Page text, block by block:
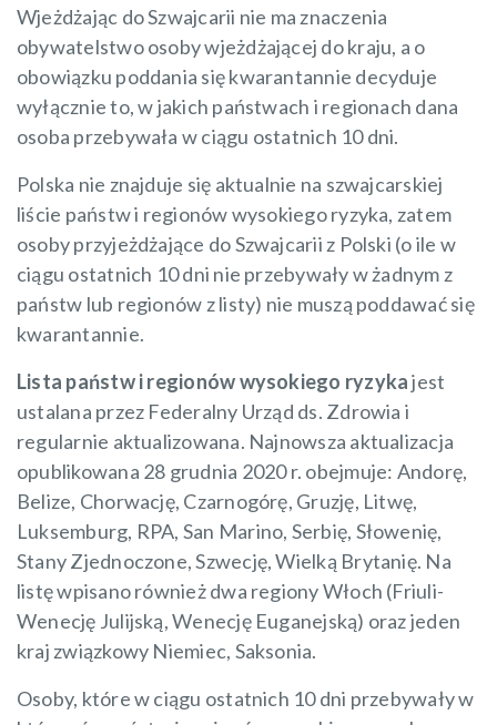
Wjeżdżając do Szwajcarii nie ma znaczenia
obywatelstwo osoby wjeżdżającej do kraju, a o
obowiązku poddania się kwarantannie decyduje
wyłącznie to, w jakich państwach i regionach dana
osoba przebywała w ciągu ostatnich 10 dni.
Polska nie znajduje się aktualnie na szwajcarskiej
liście państw i regionów wysokiego ryzyka, zatem
osoby przyjeżdżające do Szwajcarii z Polski (o ile w
ciągu ostatnich 10 dni nie przebywały w żadnym z
państw lub regionów z listy) nie muszą poddawać się
kwarantannie.
Lista państw i regionów wysokiego ryzykajest
ustalana przez Federalny Urząd ds. Zdrowia i
regularnie aktualizowana. Najnowsza aktualizacja
opublikowana 28 grudnia 2020 r. obejmuje: Andorę,
Belize, Chorwację, Czarnogórę, Gruzję, Litwę,
Luksemburg, RPA, San Marino, Serbię, Słowenię,
Stany Zjednoczone, Szwecję, Wielką Brytanię. Na
listę wpisano również dwa regiony Włoch (Friuli-
Wenecję Julijską, Wenecję Euganejską) oraz jeden
kraj związkowy Niemiec, Saksonia.
Osoby, które w ciągu ostatnich 10 dni przebywały w